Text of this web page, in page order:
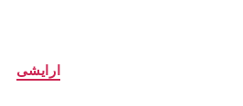
دسته‌هاارایشی